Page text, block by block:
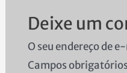
Deixe um
O seu endereço de
Campos